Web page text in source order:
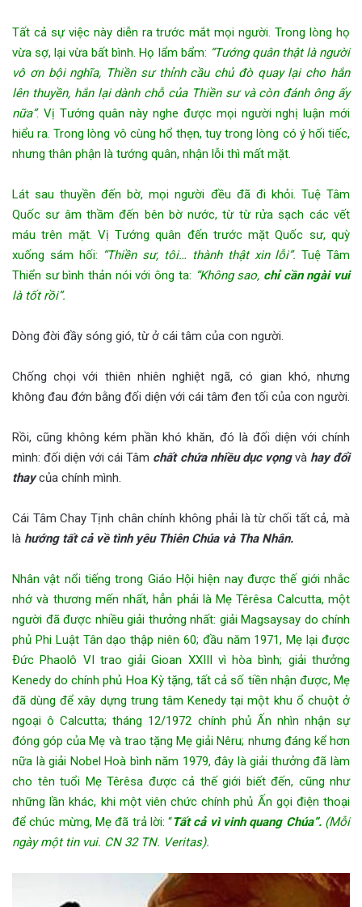
Tất cả sự việc này diễn ra trước mắt mọi người. Trong lòng họ
vừa sợ, lại vừa bất bình. Họ lẩm bẩm: “Tướng quân thật là người
vô ơn bội nghĩa, Thiền sư thỉnh cầu chủ đò quay lại cho hắn
lên thuyền, hắn lại dành chỗ của Thiền sư và còn đánh ông ấy
nữa”. Vị Tướng quân này nghe được mọi người nghị luận mới
hiểu ra. Trong lòng vô cùng hổ thẹn, tuy trong lòng có ý hối tiếc,
nhưng thân phận là tướng quân, nhận lỗi thì mất mặt.
Lát sau thuyền đến bờ, mọi người đều đã đi khỏi. Tuệ Tâm
Quốc sư âm thầm đến bên bờ nước, từ từ rửa sạch các vết
máu trên mặt. Vị Tướng quân đến trước mặt Quốc sư, quỳ
xuống sám hối: “Thiền sư, tôi… thành thật xin lỗi”. Tuệ Tâm
Thiển sư bình thản nói với ông ta: “Không sao, chỉ cần ngài vui
là tốt rồi”.
Dòng đời đầy sóng gió, từ ở cái tâm của con người.
Chống chọi với thiên nhiên nghiệt ngã, có gian khó, nhưng
không đau đớn bằng đối diện với cái tâm đen tối của con người.
Rồi, cũng không kém phần khó khăn, đó là đối diện với chính
mình: đối diện với cái Tâm chất chứa nhiều dục vọngvà hay đổi
thaycủa chính mình.
Cái Tâm Chay Tịnh chân chính không phải là từ chối tất cả, mà
là hướng tất cả về tình yêu Thiên Chúa và Tha Nhân.
Nhân vật nổi tiếng trong Giáo Hội hiện nay được thế giới nhắc
nhớ và thương mến nhất, hẳn phải là Mẹ Têrêsa Calcutta, một
người đã được nhiều giải thưởng nhất: giải Magsaysay do chính
phủ Phi Luật Tân dạo thập niên 60; đầu năm 1971, Mẹ lại được
Ðức Phaolô VI trao giải Gioan XXIII vì hòa bình; giải thưởng
Kenedy do chính phủ Hoa Kỳ tặng, tất cả số tiền nhận được, Mẹ
đã dùng để xây dựng trung tâm Kenedy tại một khu ổ chuột ở
ngoại ô Calcutta; tháng 12/1972 chính phủ Ấn nhìn nhận sự
đóng góp của Mẹ và trao tặng Mẹ giải Nêru; nhưng đáng kể hơn
nữa là giải Nobel Hoà bình năm 1979, đây là giải thưởng đã làm
cho tên tuổi Mẹ Têrêsa được cả thế giới biết đến, cũng như
những lần khác, khi một viên chức chính phủ Ấn gọi điện thoại
để chúc mừng, Mẹ đã trả lời: “Tất cả vì vinh quang Chúa”. (Mỗi
ngày một tin vui. CN 32 TN. Veritas).